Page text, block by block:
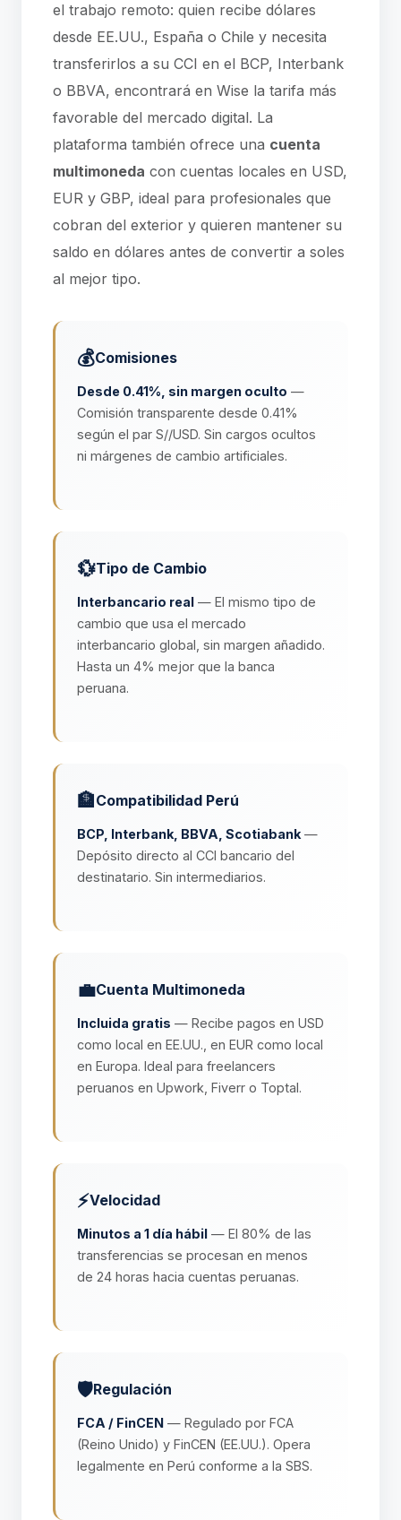
el trabajo remoto: quien recibe dólares
desde EE.UU., España o Chile y necesita
transferirlos a su CCI en el BCP, Interbank
o BBVA, encontrará en Wise la tarifa más
favorable del mercado digital. La
plataforma también ofrece una cuenta
multimoneda con cuentas locales en USD,
EUR y GBP, ideal para profesionales que
cobran del exterior y quieren mantener su
saldo en dólares antes de convertir a soles
al mejor tipo.
💰Comisiones
Desde 0.41%, sin margen oculto —
Comisión transparente desde 0.41%
según el par S//USD. Sin cargos ocultos
ni márgenes de cambio artificiales.
💱Tipo de Cambio
Interbancario real — El mismo tipo de
cambio que usa el mercado
interbancario global, sin margen añadido.
Hasta un 4% mejor que la banca
peruana.
🏦Compatibilidad Perú
BCP, Interbank, BBVA, Scotiabank—
Depósito directo al CCI bancario del
destinatario. Sin intermediarios.
💼Cuenta Multimoneda
Incluida gratis — Recibe pagos en USD
como local en EE.UU., en EUR como local
en Europa. Ideal para freelancers
peruanos en Upwork, Fiverr o Toptal.
⚡Velocidad
Minutos a 1 día hábil — El 80% de las
transferencias se procesan en menos
de 24 horas hacia cuentas peruanas.
🛡️Regulación
FCA / FinCEN — Regulado por FCA
(Reino Unido) y FinCEN (EE.UU.). Opera
legalmente en Perú conforme a la SBS.